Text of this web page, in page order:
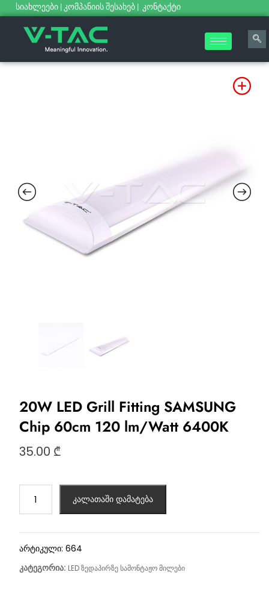
სიახლეები | კომპანიის შესახებ | კონტაქტი
20W LED Grill Fitting SAMSUNG
Chip 60cm 120 lm/Watt 6400K
35.00 ₾
კალათაში დამატება
არტიკული: 664
კატეგორია: LED ზედაპირზე სამონტაჟო მილები